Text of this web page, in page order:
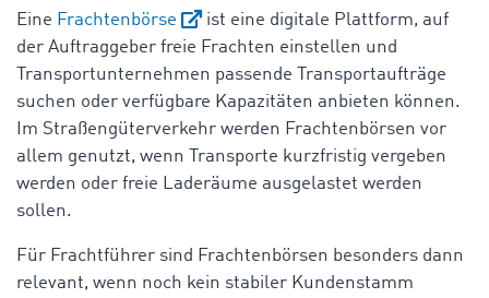
Eine Frachtenbörse
ist eine digitale Plattform, auf
der Auftraggeber freie Frachten einstellen und
Transportunternehmen passende Transportaufträge
suchen oder verfügbare Kapazitäten anbieten können.
Im Straßengüterverkehr werden Frachtenbörsen vor
allem genutzt, wenn Transporte kurzfristig vergeben
werden oder freie Laderäume ausgelastet werden
sollen.
Für Frachtführer sind Frachtenbörsen besonders dann
relevant, wenn noch kein stabiler Kundenstamm